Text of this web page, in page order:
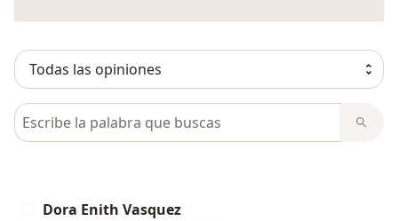
Busca en opiniones
Dora Enith Vasquez